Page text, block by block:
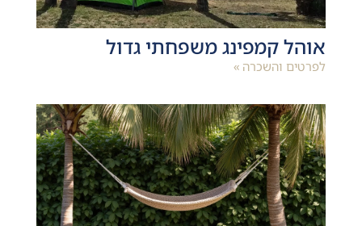
אוהל קמפינג משפחתי גדול
לפרטים והשכרה »